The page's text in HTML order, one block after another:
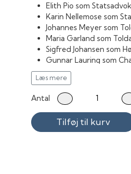
Elith Pio som
Karin Nellemose som
Johannes Meyer som
Maria Garland som
Sigfred Johansen som
Gunnar Lauring som
Svend Methling som
Jessie Lauring som
Per Buckhøj som Tjener
Kirsten Borch som
Birgitte Reimer som
Læs mere
Antal
Tilføj til kurv